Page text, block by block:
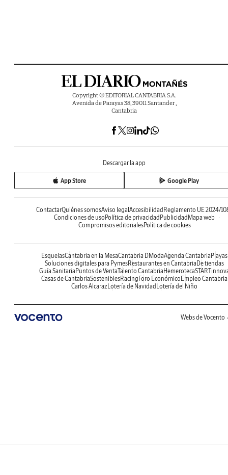
Copyright © EDITORIAL CANTABRIA S.A.
Avenida de Parayas 38, 39011 Santander ,
Cantabria
Descargar la app
App Store Google Play
ContactarQuiénes somosAviso legal Accesibilidad Reglamento UE 2024/
Condiciones de uso Política de privacidad Publicidad Mapa web
Compromisos editorialesPolítica de cookies
EsquelasCantabria en la MesaCantabria DModaAgenda Cantabria Playas
Soluciones digitales para PymesRestaurantes en Cantabria De tiendas
Guía Sanitaria Puntos de VentaTalento Cantabria Hemeroteca
Casas de CantabriaSosteniblesRacing Foro Económico Empleo Cantabria
Carlos AlcarazLotería de Navidad Lotería del Niño
Webs de Vocento